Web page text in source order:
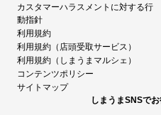
カスタマーハラスメントに対する行
動指針
利用規約
利用規約（店頭受取サービス）
利用規約（しまうまマルシェ）
コンテンツポリシー
サイトマップ
しまうまSNSで